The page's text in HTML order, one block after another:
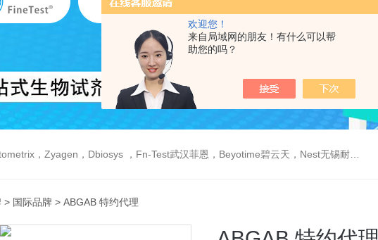
欢迎您！
来自局域网的朋友！有什么可以帮
助您的吗？
Dbiosys ，Fn-Test武汉菲恩，Beyotime碧云天，Nest无锡耐思，Elabscience伊莱瑞特，Macklin麦克林生物，Cobioer科佰生物
> 国际品牌 > ABGAB 特约代理